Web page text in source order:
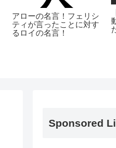
アローの名言！フェリシ
ティが言ったことに対す
るロイの名言！
Sponsored